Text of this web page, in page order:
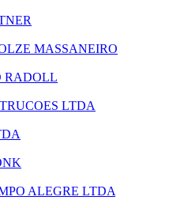
MASSANEIRO
RADOLL
LTDA
ALEGRE LTDA